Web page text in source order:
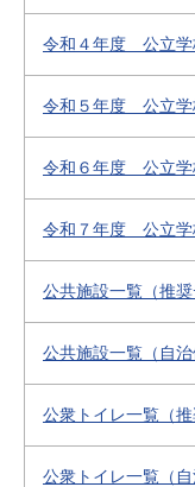
令和４年度 公立学
令和５年度 公立学
令和６年度 公立学
令和７年度 公立学
公共施設一覧（推奨
公共施設一覧（自
公衆トイレ一覧（推
公衆トイレ一覧（